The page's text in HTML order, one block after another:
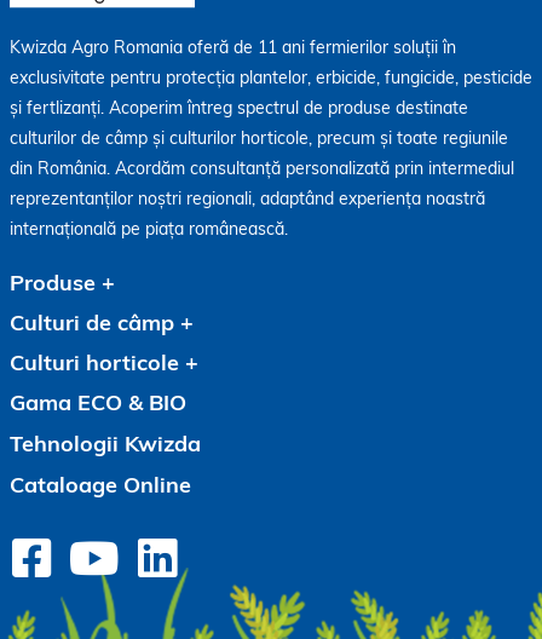
Kwizda Agro Romania oferă de 11 ani fermierilor soluții în
exclusivitate pentru protecția plantelor, erbicide, fungicide, pesticide
și fertlizanți. Acoperim întreg spectrul de produse destinate
culturilor de câmp și culturilor horticole, precum și toate regiunile
din România. Acordăm consultanță personalizată prin intermediul
reprezentanților noștri regionali, adaptând experiența noastră
internațională pe piața românească.
Produse
Culturi de câmp
Culturi horticole
Gama ECO & BIO
Tehnologii Kwizda
Cataloage Online